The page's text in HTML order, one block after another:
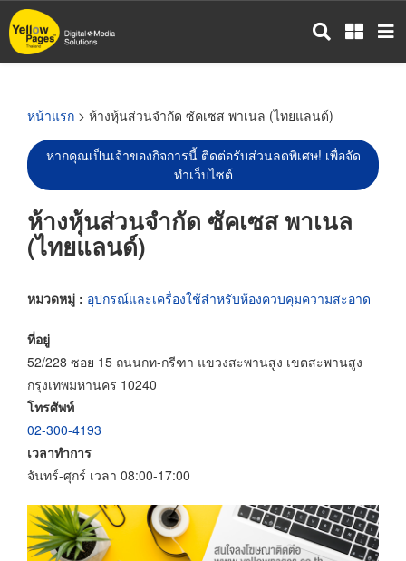
ข้าม
ไป
หน้าแรก > ห้างหุ้นส่วนจำกัด ซัคเซส พาเนล (ไทยแลนด์)
หากคุณเป็นเจ้าของกิจการนี้ ติดต่อรับส่วนลดพิเศษ! เพื่อจัด
ทำเว็บไซต์
ห้างหุ้นส่วนจำกัด ซัคเซส พาเนล
(ไทยแลนด์)
หมวดหมู่ : อุปกรณ์และเครื่องใช้สำหรับห้องควบคุมความสะอาด
ที่อยู่
52/228 ซอย 15 ถนนกท-กรีฑา แขวงสะพานสูง เขตสะพานสูง
กรุงเทพมหานคร 10240
โทรศัพท์
02-300-4193
เวลาทำการ
จันทร์-ศุกร์ เวลา 08:00-17:00